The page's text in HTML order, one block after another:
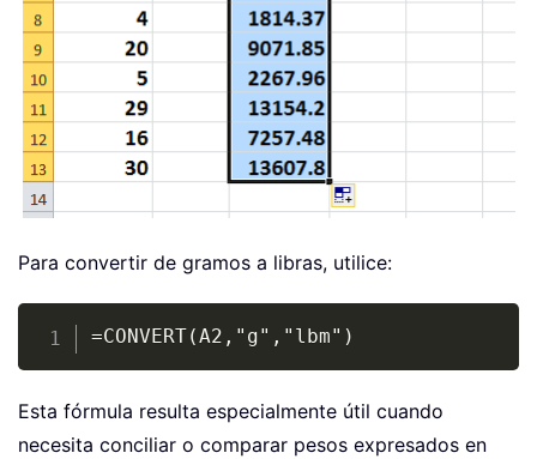
Para convertir de gramos a libras, utilice:
=CONVERT(A2,"g","lbm")
Esta fórmula resulta especialmente útil cuando
necesita conciliar o comparar pesos expresados en